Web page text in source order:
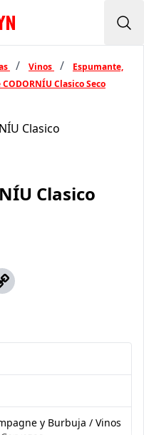
Drinkyn
/ Vinos /
Espumante,
Clasico Seco
Clasico
y Burbuja / Vinos